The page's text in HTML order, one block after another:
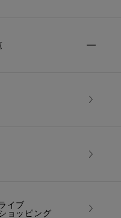
イブ
ショッピング